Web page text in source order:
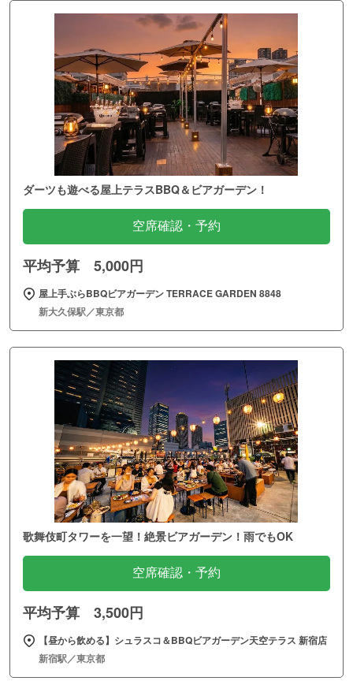
ダーツも遊べる屋上テラスBBQ＆ビアガーデン！
空席確認・予約
平均予算 5,000円
屋上手ぶらBBQビアガーデン TERRACE GARDEN 8848
新大久保駅／東京都
歌舞伎町タワーを一望！絶景ビアガーデン！雨でもOK
空席確認・予約
平均予算 3,500円
【昼から飲める】シュラスコ＆BBQビアガーデン天空テラス 新宿店
新宿駅／東京都